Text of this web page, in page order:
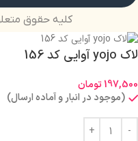
کلیه حقوق
لاک yojo آوایی کد 156
197,500تومان
(موجود در انبار و آماده ارسال)